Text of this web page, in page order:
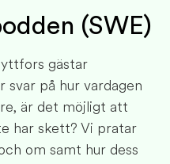
(SWE)
gästar
svar på hur vardagen
är det möjligt att
har skett? Vi pratar
om samt hur dess